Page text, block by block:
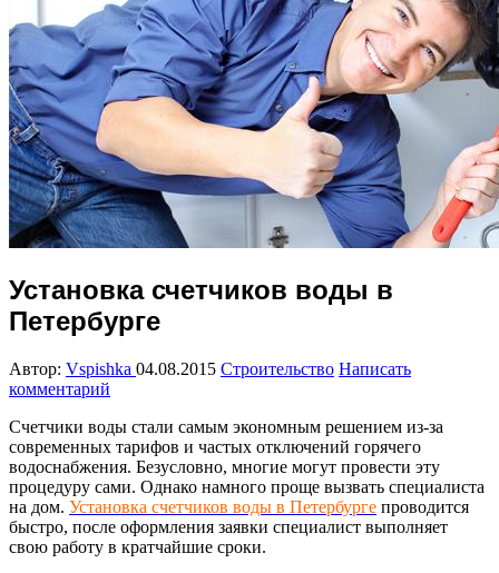
Установка счетчиков воды в
Петербурге
Автор: Vspishka 04.08.2015 Строительство Написать
комментарий
Счетчики воды стали самым экономным решением из-за
современных тарифов и частых отключений горячего
водоснабжения. Безусловно, многие могут провести эту
процедуру сами. Однако намного проще вызвать специалиста
на дом. Установка счетчиков воды в Петербурге проводится
быстро, после оформления заявки специалист выполняет
свою работу в кратчайшие сроки.